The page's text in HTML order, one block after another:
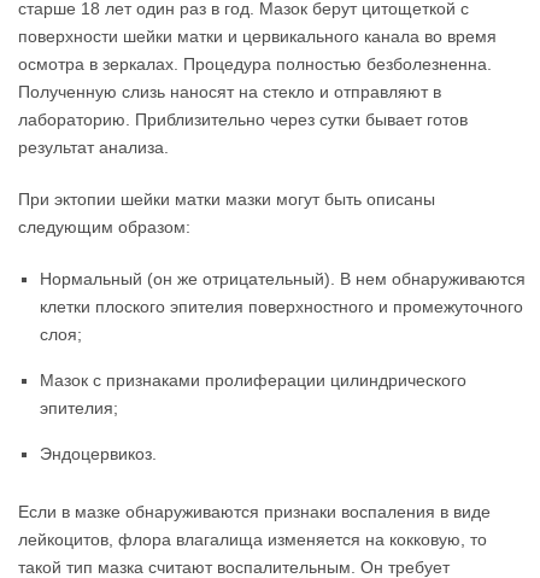
старше 18 лет один раз в год. Мазок берут цитощеткой с
поверхности шейки матки и цервикального канала во время
осмотра в зеркалах. Процедура полностью безболезненна.
Полученную слизь наносят на стекло и отправляют в
лабораторию. Приблизительно через сутки бывает готов
результат анализа.
При эктопии шейки матки мазки могут быть описаны
следующим образом:
Нормальный (он же отрицательный). В нем обнаруживаются
клетки плоского эпителия поверхностного и промежуточного
слоя;
Мазок с признаками пролиферации цилиндрического
эпителия;
Эндоцервикоз.
Если в мазке обнаруживаются признаки воспаления в виде
лейкоцитов, флора влагалища изменяется на кокковую, то
такой тип мазка считают воспалительным. Он требует